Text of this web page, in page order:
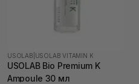
USOLAB USOLAB VITAMIN K
USOLAB Bio Premium K
Ampoule 30 мл